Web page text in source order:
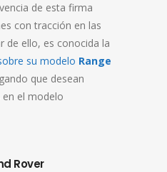
de esta firma
con tracción en las
de ello, es conocida la
su modelo Range
que desean
el modelo
Rover